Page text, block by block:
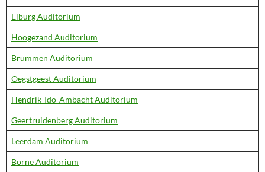
Elburg Auditorium
Hoogezand Auditorium
Brummen Auditorium
Oegstgeest Auditorium
Hendrik-Ido-Ambacht Auditorium
Geertruidenberg Auditorium
Leerdam Auditorium
Borne Auditorium